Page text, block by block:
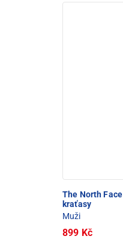
The North Face
kraťasy
Muži
899 Kč